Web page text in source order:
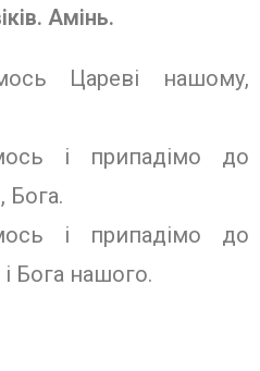
Амінь.
Цареві нашому,
і припадімо до
Бога.
і припадімо до
Бога нашого.